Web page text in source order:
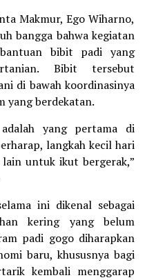
Makmur, Ego Wiharno,
bangga bahwa kegiatan
bibit padi yang
Bibit tersebut
di bawah koordinasinya
yang berdekatan.
yang pertama di
langkah kecil hari
untuk ikut bergerak,”
ini dikenal sebagai
kering yang belum
padi gogo diharapkan
baru, khususnya bagi
kembali menggarap